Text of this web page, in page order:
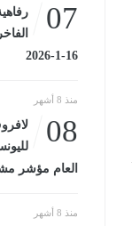
07
16-1-2026
منذ 8 أشهر
08
العام مؤشر
منذ 8 أشهر